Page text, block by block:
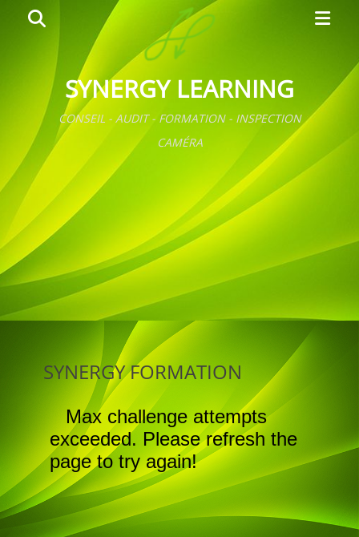
SYNERGY LEARNING
CONSEIL - AUDIT - FORMATION - INSPECTION
CAMÉRA
Menu
SYNERGY FORMATION